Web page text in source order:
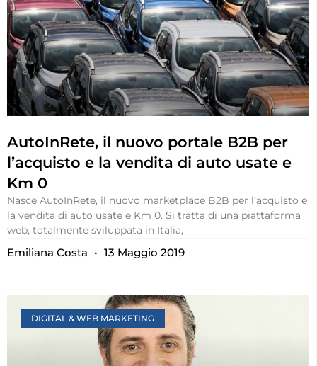
AutoInRete, il nuovo portale B2B per
l’acquisto e la vendita di auto usate e
Km 0
Nasce AutoInRete, il nuovo marketplace B2B per l’acquisto e
la vendita di auto usate e Km 0. Si tratta di una piattaforma
web, totalmente sviluppata in Italia,
Emiliana Costa 13 Maggio 2019
DIGITAL & WEB MARKETING